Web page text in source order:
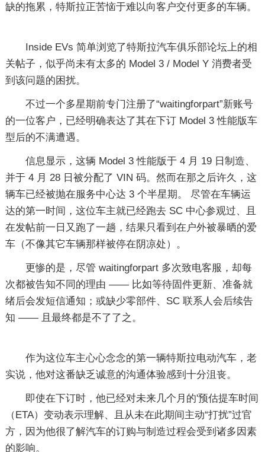
缺的拖累，特斯拉正苦恼于难以向客户交付更多的车辆。
Inside EVs 简单浏览了特斯拉汽车俱乐部论坛上的相
关帖子，似乎尚未有太多的 Model 3 / Model Y 消费者受
到该问题的困扰。
不过一个多星期前专门注册了“waitingforpart”新账号
的一位客户，已经明确表达了其在下订 Model 3 性能版车
型后的不满遭遇。
信息显示，这辆 Model 3 性能版于 4 月 19 日制造、
并于 4 月 28 日被分配了 VIN 码。然而在那之后许久，这
辆车已经被抛在服务中心达 3 个半星期。 尽管在车辆运
达的第一时间，这位车主就已经跑去 SC 中心参观过、且
在发帖前一日又跑了一趟，结果只看到在户外被暴晒的爱
车（不像其它车辆那样被停在阴凉处）。
更惨的是，尽管 waitingforpart 多次致电客服，却每
次都被告知不同的理由 —— 比如等待固件更新、准备就
绪后会发短信通知；或缺少零部件、SC 联系人会后续告
知 —— 且最终都是不了了之。
作为这位车主心心念念的第一辆特斯拉电动汽车，老
实说，他对这番缺乏诚意的沟通体验感到十分沮丧。
即使在下订时，他已经对未来几个月的'预估提车时间
（ETA）变动表示理解、且从未在此期间主动“打扰”过官
方，因为他很了解汽车的订购与制造过程会受到诸多因素
的影响。